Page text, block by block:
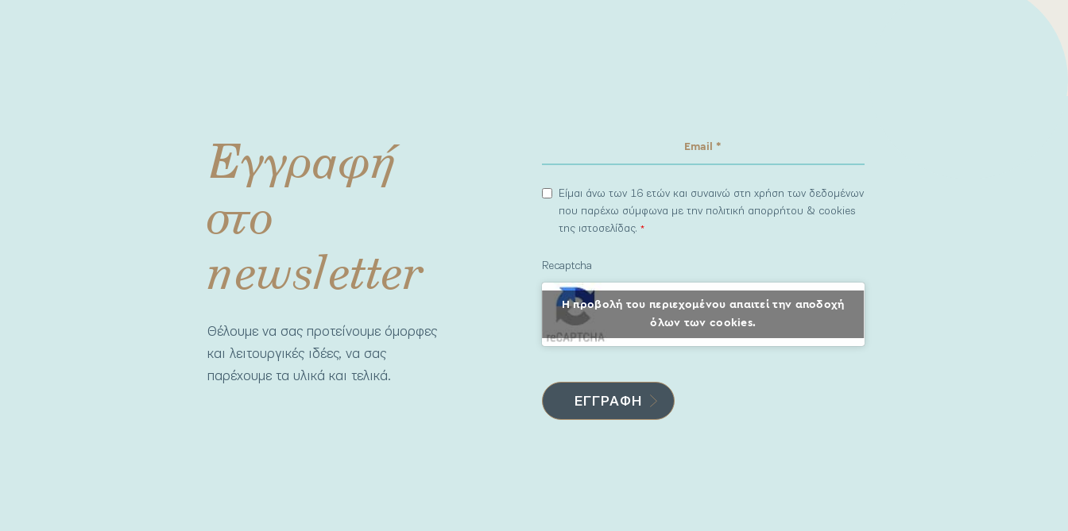
Εγγραφή
στο
newsletter
Θέλουμε να σας προτείνουμε όμορφες
και λειτουργικές ιδέες, να σας
παρέχουμε τα υλικά και τελικά.
Είμαι άνω των 16 ετών και συναινώ στη χρήση των δεδομένων
που παρέχω σύμφωνα με την πολιτική απορρήτου & cookies
της ιστοσελίδας.*
Recaptcha
Η προβολή του περιεχομένου απαιτεί την αποδοχή
όλων των cookies.